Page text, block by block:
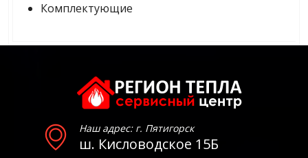
Комплектующие
Наш адрес: г. Пятигорск
ш. Кисловодское 15Б